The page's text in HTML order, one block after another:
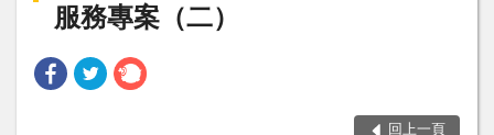
服務專案（二）
回上一頁